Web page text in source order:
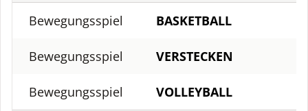
Bewegungsspiel BASKETBALL
Bewegungsspiel VERSTECKEN
Bewegungsspiel VOLLEYBALL